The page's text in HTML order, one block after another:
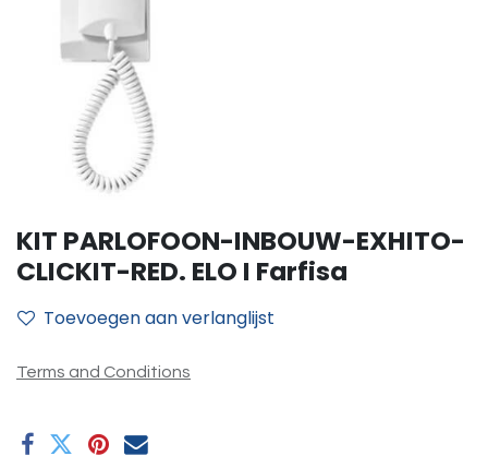
KIT PARLOFOON-INBOUW-EXHITO-
CLICKIT-RED. ELO I Farfisa
Toevoegen aan verlanglijst
Terms and Conditions